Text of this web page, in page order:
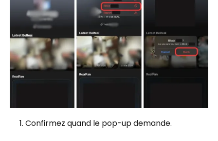
Confirmez quand le pop-up demande.